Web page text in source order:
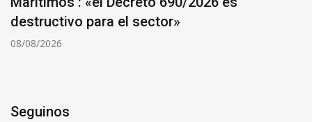
destructivo para el sector»
08/08/2026
Seguinos